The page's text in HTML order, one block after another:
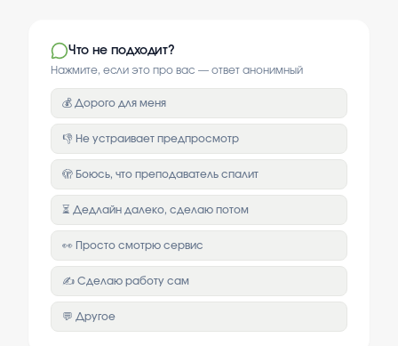
Что не подходит?
Нажмите, если это про вас — ответ анонимный
💰 Дорого для меня
👎 Не устраивает предпросмотр
🫣 Боюсь, что преподаватель спалит
⏳ Дедлайн далеко, сделаю потом
👀 Просто смотрю сервис
✍️ Сделаю работу сам
💬 Другое